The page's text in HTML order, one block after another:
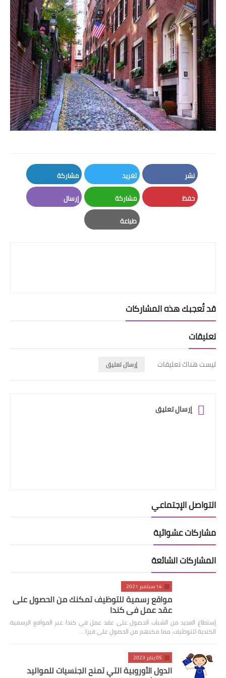
نشر
Facebook
تغريد
Twitter
مشاركة
LinkedIn
حفظ مشاركة
Whatsapp
إرسال
طباعة
قد تُعجبك هذه المشاركات
تعليقات
ليست هناك تعليقات إرسال تعليق
إرسال تعليق
التواصل الإجتماعي
مشاركات عشوائية
المشاركات الشائعة
14 سبتمبر 2021
مواقع رسمية للتوظيف تمكنك من الحصول على
عقد عمل في كندا
إستطاع العديد من الشباب الحصول على عقد عمل في كندا عبر المواقع الرسمية
الكندية للتوظيف، مما مكنهم من الحصول على فيزا …
05 يناير 2023
الدول الأوروبية التي تمنح الجنسيات للمواليد